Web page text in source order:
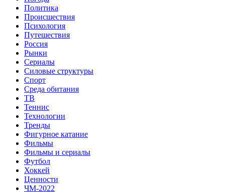
Политика
Происшествия
Психология
Путешествия
Россия
Рынки
Сериалы
Силовые структуры
Спорт
Среда обитания
ТВ
Теннис
Технологии
Тренды
Фигурное катание
Фильмы
Фильмы и сериалы
Футбол
Хоккей
Ценности
ЧМ-2022